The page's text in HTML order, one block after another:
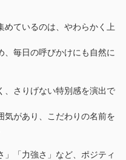
めているのは、やわらかく上
、毎日の呼びかけにも自然に
、さりげない特別感を演出で
気があり、こだわりの名前を
」「力強さ」など、ポジティ